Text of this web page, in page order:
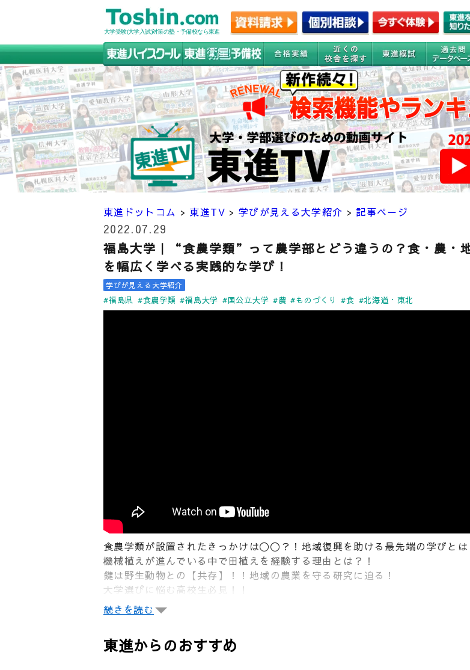
大学受験(大学入試)対策の塾・予備校なら東進
東進ドットコム > 東進TV > 学びが見える大学紹介 > 記事ページ
2022.07.29
福島大学｜“食農学類”って農学部とどう違うの？食・農・
を幅広く学べる実践的な学び！
学びが見える大学紹介
#福島県 #食農学類 #福島大学 #国公立大学 #農 #ものづくり #食 #北海道・東北
食農学類が設置されたきっかけは〇〇？！地域復興を助ける最先端の学びとは
機械植えが進んでいる中で田植えを経験する理由とは？！
鍵は野生動物との【共存】！！地域の農業を守る研究に迫る！
大学選びに悩む高校生必見！！
今回は福島大学食農学類をご紹介します！
2019年に開設された食農学類をご紹介します。学生が主体的に学ぶ「農学実践
続きを読む
東進からのおすすめ